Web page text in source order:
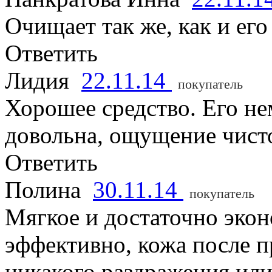
Очищает так же, как и
Ответить
Лидия 22.11.14 покупатель
Хорошее средство. Его
довольна, ощущение
Ответить
Полина 30.11.14 покупатель
Мягкое и достаточно
эффективно, кожа после